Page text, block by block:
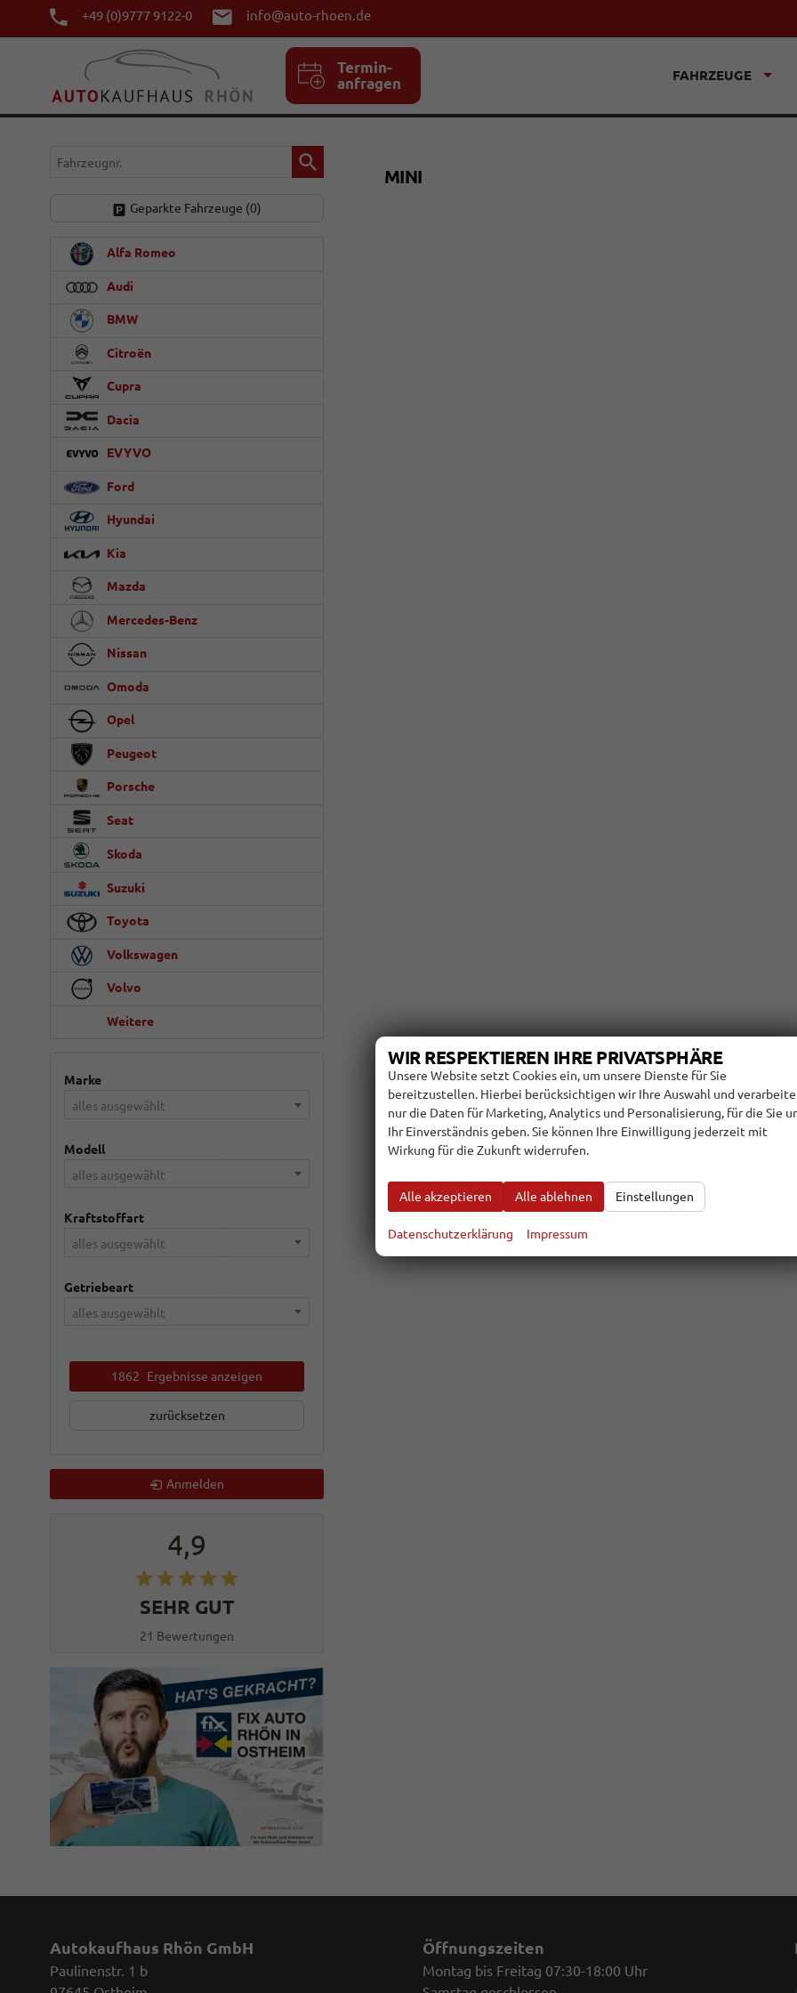
+49 (0)9777 9122-0 info@auto-rhoen.de
Termin-
anfragen
FAHRZEUGE
MINI
Fahrzeugnr.
Geparkte Fahrzeuge (0)
Alfa Romeo
Audi
BMW
Citroën
Cupra
Dacia
EVYVO
Ford
Hyundai
Kia
Mazda
Mercedes-Benz
Nissan
Omoda
Opel
Peugeot
Porsche
Seat
Skoda
Suzuki
Toyota
Volkswagen
Volvo
Weitere
Marke
alles ausgewählt
Modell
alles ausgewählt
Kraftstoffart
alles ausgewählt
Getriebeart
alles ausgewählt
1862 Ergebnisse anzeigen
zurücksetzen
Anmelden
4,9
SEHR GUT
21 Bewertungen
Autokaufhaus Rhön GmbH
Paulinenstr. 1 b
Öffnungszeiten
Montag bis Freitag 07:30-18:00 Uhr
WIR RESPEKTIEREN IHRE PRIVATSPHÄRE
Unsere Website setzt Cookies ein, um unsere Dienste für Sie
bereitzustellen. Hierbei berücksichtigen wir Ihre Auswahl und
nur die Daten für Marketing, Analytics und Personalisierung, für die Sie
Ihr Einverständnis geben. Sie können Ihre Einwilligung jederzeit mit
Wirkung für die Zukunft widerrufen.
Alle akzeptieren Alle ablehnen Einstellungen
Datenschutzerklärung Impressum